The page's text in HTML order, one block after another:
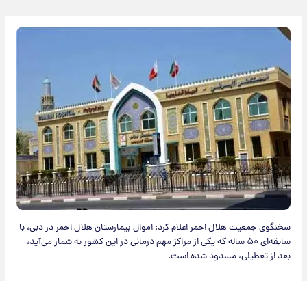
سخنگوی جمعیت هلال احمر اعلام کرد: اموال بیمارستان هلال احمر در دبی، با
سابقه‌ای ۵۰ ساله که یکی از مراکز مهم درمانی در این کشور به شمار می‌آید،
بعد از تعطیلی، مسدود شده است.